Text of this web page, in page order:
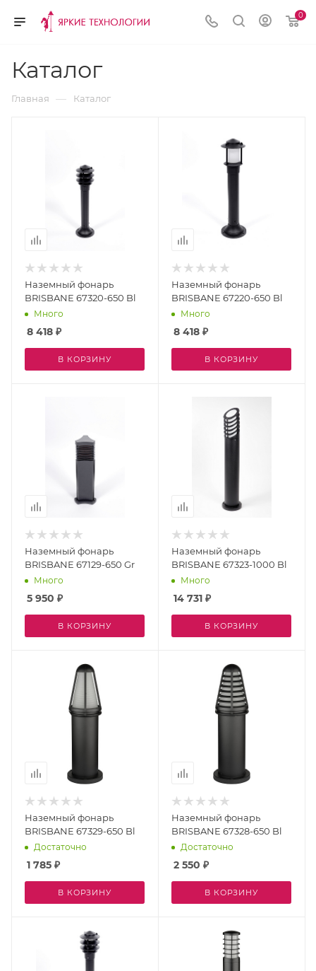
0
Каталог
Главная — Каталог
Наземный фонарь
BRISBANE 67320-650 Bl
Много
8 418 ₽
В КОРЗИНУ
Наземный фонарь
BRISBANE 67220-650 Bl
Много
8 418 ₽
В КОРЗИНУ
Наземный фонарь
BRISBANE 67129-650 Gr
Много
5 950 ₽
В КОРЗИНУ
Наземный фонарь
BRISBANE 67323-1000 Bl
Много
14 731 ₽
В КОРЗИНУ
Наземный фонарь
BRISBANE 67329-650 Bl
Достаточно
1 785 ₽
В КОРЗИНУ
Наземный фонарь
BRISBANE 67328-650 Bl
Достаточно
2 550 ₽
В КОРЗИНУ